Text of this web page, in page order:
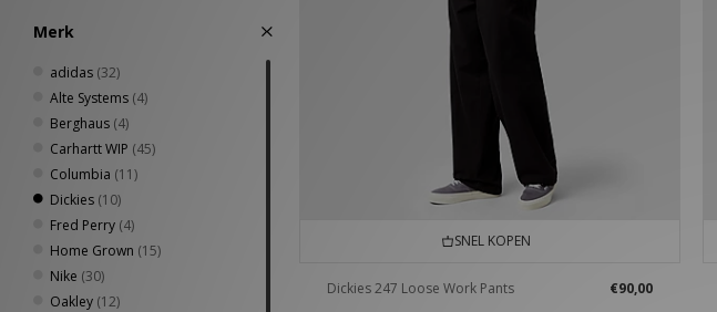
Merk
adidas (32)
Alte Systems (4)
Berghaus (4)
Carhartt WIP (45)
Columbia (11)
Dickies (10)
Fred Perry (4)
Home Grown (15)
Nike (30)
Oakley (12)
SNEL KOPEN
Dickies 247 Loose Work Pants €90,00